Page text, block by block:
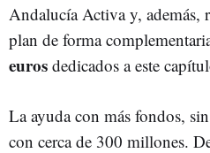
Andalucía Activa y, además,
plan de forma
euros dedicados a este
La ayuda con más fondos,
con cerca de 300 millones.